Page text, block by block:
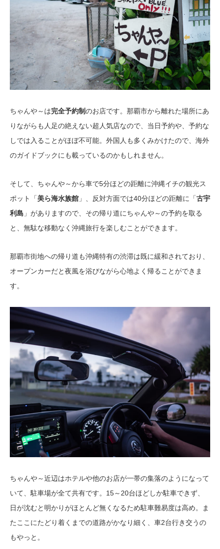
ちゃんや～は完全予約制のお店です。那覇市から離れた場所にあ
りながらも人足の絶えない超人気店なので、当日予約や、予約な
しでは入ることがほぼ不可能。外国人も多くみかけたので、海外
のガイドブックにも載っているのかもしれません。
そして、ちゃんや～から車で5分ほどの距離に沖縄イチの観光ス
ポット「美ら海水族館 」、反対方面では40分ほどの距離に「古宇
利島 」がありますので、その帰り道にちゃんや～の予約を取る
と、無駄な移動なく沖縄旅行を楽しむことができます。
那覇市街地への帰り道も沖縄特有の渋滞は既に緩和されており、
オープンカーだと夜風を浴びながら心地よく帰ることができま
す。
ちゃんや～近辺はホテルや他のお店が一帯の集落のようになって
いて、駐車場が全て共有です。15～20台ほどしか駐車できず、
日が沈むと明かりがほとんど無くなるため駐車難易度は高め。ま
たここにたどり着くまでの道路がかなり細く、車2台行き交うの
もやっと。